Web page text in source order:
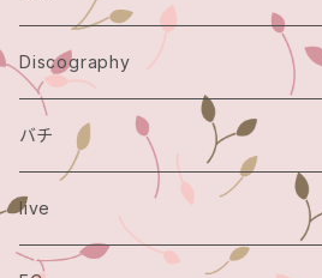
Discography
バチ
live